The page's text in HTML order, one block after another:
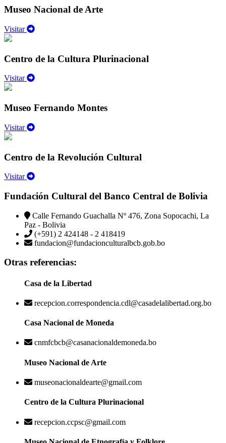
Museo Nacional de Arte
Visitar
Centro de la Cultura Plurinacional
Visitar
Museo Fernando Montes
Visitar
Centro de la Revolución Cultural
Visitar
Fundación Cultural del Banco Central de Bolivia
Calle Fernando Guachalla Nº 476, Zona Sopocachi, La
Paz - Bolivia
(+591) 2 424148 - 2 418419
fundacion@fundacionculturalbcb.gob.bo
Otras referencias:
Casa de la Libertad
recepcion.correspondencia.cdl@casadelalibertad.org.bo
Casa Nacional de Moneda
cnmfcbcb@casanacionaldemoneda.bo
Museo Nacional de Arte
museonacionaldearte@gmail.com
Centro de la Cultura Plurinacional
recepcion.ccpsc@gmail.com